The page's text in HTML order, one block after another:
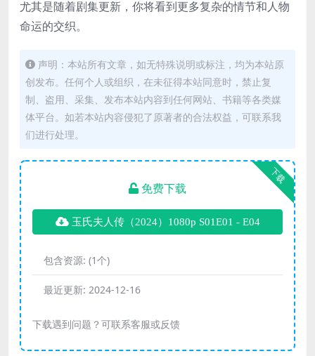
尤其是随着剧集更新，你将看到更多复杂的情节和人物
命运的交织。
声明：本站所有文章，如无特殊说明或标注，均为本站原
创发布。任何个人或组织，在未征得本站同意时，禁止复
制、盗用、采集、发布本站内容到任何网站、书籍等各类媒
体平台。如若本站内容侵犯了原著者的合法权益，可联系我
们进行处理。
下载
免费下载
玉氏夫人传（2024）1080p S01E01 - E04
包含资源: (1个)
最近更新: 2024-12-16
下载遇到问题？可联系客服或反馈